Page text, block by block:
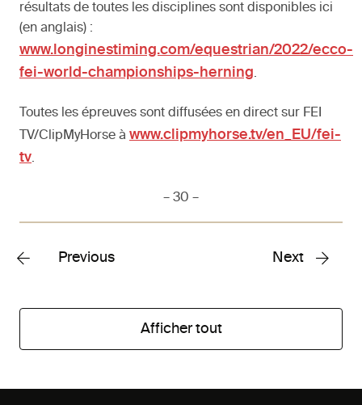
résultats de toutes les disciplines sont disponibles ici
(en anglais) :
www.longinestiming.com/equestrian/2022/ecco-
fei-world-championships-herning.
Toutes les épreuves sont diffusées en direct sur FEI
TV/ClipMyHorse à www.clipmyhorse.tv/en_EU/fei-
tv.
– 30 –
Previous Next
Afficher tout